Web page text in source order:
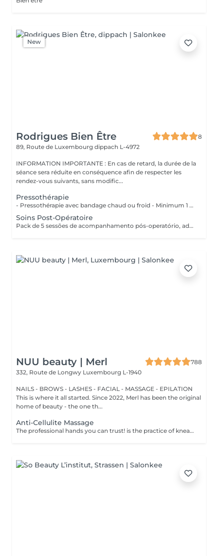
New
Rodrigues Bien Être
8
89, Route de Luxembourg dippach L-4972
INFORMATION IMPORTANTE : En cas de retard, la durée de la
séance sera réduite en conséquence afin de respecter les
rendez-vous suivants, sans modific...
Pressothérapie
- Pressothérapie avec bandage chaud ou froid - Minimum 1 séance par semaine Bienfaits : - Stimule la circulation sanguine et lymphatique - Réduit la rétention d'eau et les gonflements - Soulage les jambes lourdes et fatiguées - Aide à diminuer l'apparence de la cellulite - Favorise la récupération après une chirurgie esthétique - Améliore le confort despersonnes souffrant de lipdème
Soins Post-Opératoire
Pack de 5 sessões de acompanhamento pós-operatório, adaptadas às necessidades da recuperação. As sessões devem ser realizadas com um intervalo mínimo de 2 dias entre cada uma, para respeitar o processo de cicatrização e otimizar os resultados.
NUU beauty | Merl
788
332, Route de Longwy Luxembourg L-1940
NAILS - BROWS - LASHES - FACIAL - MASSAGE - EPILATION
This is where it all started. Since 2022, Merl has been the original
home of beauty - the one th...
Anti-Cellulite Massage
The professional hands you can trust! is the practice of kneading or manipulating a person's muscles and other soft-tissue in order to reduce stress, reduce muscle pain, increase relaxation and improve the work of the immune system. Benefits of getting an anti-cellulite massage: - improves blood circulation - congestion in the skin goes away - metabolic processes in cells and tissues are activated - muscles and tissues are saturated with oxygen and minerals - skin becomes smooth and elastic How is massage anti-cellulite done? - back is massaged - arms are massaged - legs are massaged - belly is massaged Age restrictions: recommended to do from 16 years. Post procedure recommendations: do not do sport and any sharp movements for 2-3 hours after the procedure. Frequency: 2-3 times per week, 10 times in total. Repeat once in 3-6 months.